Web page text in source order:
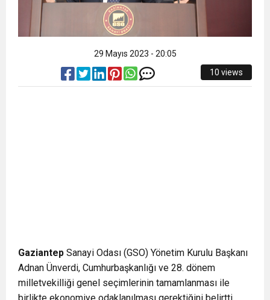
29 Mayıs 2023 - 20:05
10 views
Gaziantep Sanayi Odası (GSO) Yönetim Kurulu Başkanı
Adnan Ünverdi, Cumhurbaşkanlığı ve 28. dönem
milletvekilliği genel seçimlerinin tamamlanması ile